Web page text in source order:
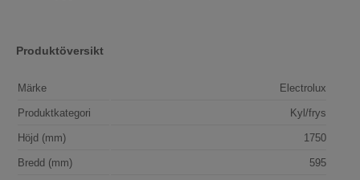
Produktöversikt
Märke Electrolux
Produktkategori Kyl/frys
Höjd (mm) 1750
Bredd (mm) 595